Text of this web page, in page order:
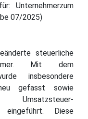
07/2025)
steuerliche
Mit dem
insbesondere
gefasst sowie
eingeführt. Diese